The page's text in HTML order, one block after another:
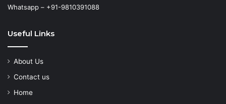
Whatsapp – +91-9810391088
Useful Links
About Us
Contact us
Home